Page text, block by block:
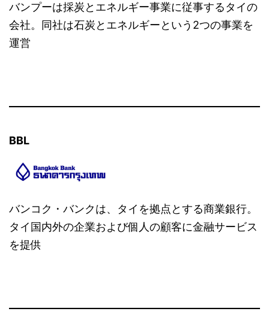
バンプーは採炭とエネルギー事業に従事するタイの
会社。同社は石炭とエネルギーという2つの事業を
運営
BBL
バンコク・バンクは、タイを拠点とする商業銀行。
タイ国内外の企業および個人の顧客に金融サービス
を提供